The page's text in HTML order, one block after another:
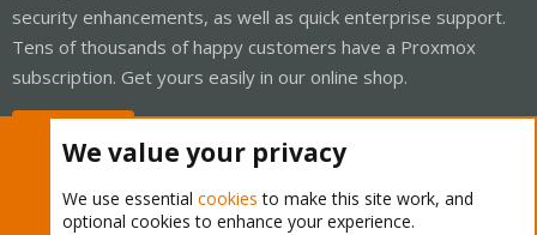
security enhancements, as well as quick enterprise support.
Tens of thousands of happy customers have a Proxmox
subscription. Get yours easily in our online shop.
We value your privacy
We use essential cookies to make this site work, and
optional cookies to enhance your experience.